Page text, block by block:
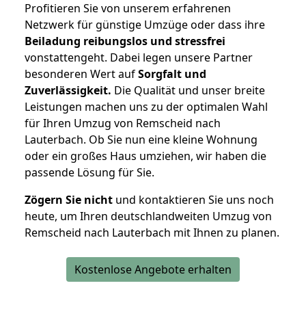
Profitieren Sie von unserem erfahrenen
Netzwerk für günstige Umzüge oder dass ihre
Beiladung reibungslos und stressfrei
vonstattengeht. Dabei legen unsere Partner
besonderen Wert aufSorgfalt und
Zuverlässigkeit. Die Qualität und unser breite
Leistungen machen uns zu der optimalen Wahl
für Ihren Umzug von Remscheid nach
Lauterbach. Ob Sie nun eine kleine Wohnung
oder ein großes Haus umziehen, wir haben die
passende Lösung für Sie.
Zögern Sie nicht und kontaktieren Sie uns noch
heute, um Ihren deutschlandweiten Umzug von
Remscheid nach Lauterbach mit Ihnen zu planen.
Kostenlose Angebote erhalten